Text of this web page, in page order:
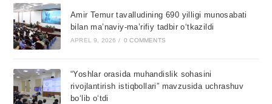
Amir Temur tavalludining 690 yilligi munosabati
bilan ma’naviy-ma’rifiy tadbir o‘tkazildi
APREL 9, 2026 / 0 COMMENTS
“Yoshlar orasida muhandislik sohasini
rivojlantirish istiqbollari” mavzusida uchrashuv
bo‘lib o‘tdi